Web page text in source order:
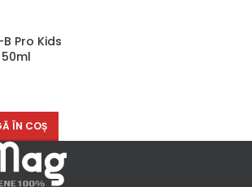
Pro Kids
ÎN COȘ